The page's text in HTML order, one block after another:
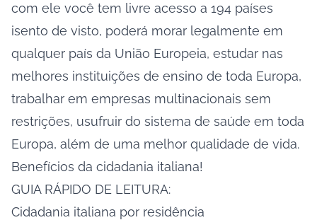
com ele você tem livre acesso a 194 países
isento de visto, poderá morar legalmente em
qualquer país da União Europeia, estudar nas
melhores instituições de ensino de toda Europa,
trabalhar em empresas multinacionais sem
restrições, usufruir do sistema de saúde em toda
Europa, além de uma melhor qualidade de vida.
Benefícios da cidadania italiana!
GUIA RÁPIDO DE LEITURA:
Cidadania italiana por residência